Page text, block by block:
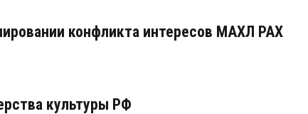
конфликта интересов МАХЛ РАХ
культуры РФ